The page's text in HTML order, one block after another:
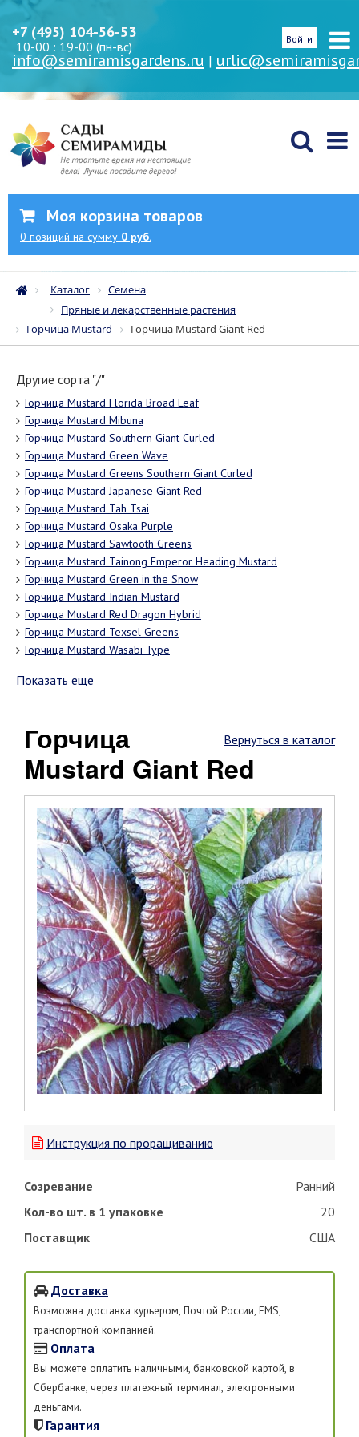
+7 (495) 104-56-53
10-00 : 19-00 (пн-вс)
info@semiramisgardens.ru |
Войти
Моя корзина товаров
0 позиций на сумму 0 руб.
Каталог
Семена
Пряные и лекарственные растения
Горчица Mustard
Горчица Mustard Giant Red
Другие сорта "/"
Горчица Mustard Florida Broad Leaf
Горчица Mustard Mibuna
Горчица Mustard Southern Giant Curled
Горчица Mustard Green Wave
Горчица Mustard Greens Southern Giant Curled
Горчица Mustard Japanese Giant Red
Горчица Mustard Tah Tsai
Горчица Mustard Osaka Purple
Горчица Mustard Sawtooth Greens
Горчица Mustard Tainong Emperor Heading Mustard
Горчица Mustard Green in the Snow
Горчица Mustard Indian Mustard
Горчица Mustard Red Dragon Hybrid
Горчица Mustard Texsel Greens
Горчица Mustard Wasabi Type
Показать еще
Вернуться в каталог
Горчица
Mustard Giant Red
Инструкция по проращиванию
Созревание
Ранний
Кол-во шт. в 1 упаковке
20
Поставщик
США
Доставка
Возможна доставка курьером, Почтой России, EMS,
транспортной компанией.
Оплата
Вы можете оплатить наличными, банковской картой, в
Сбербанке, через платежный терминал, электронными
деньгами.
Гарантия